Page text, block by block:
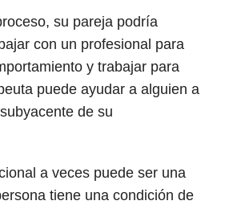
su pareja podría
con un profesional para
y trabajar para
puede ayudar a alguien a
de su
a veces puede ser una
tiene una condición de